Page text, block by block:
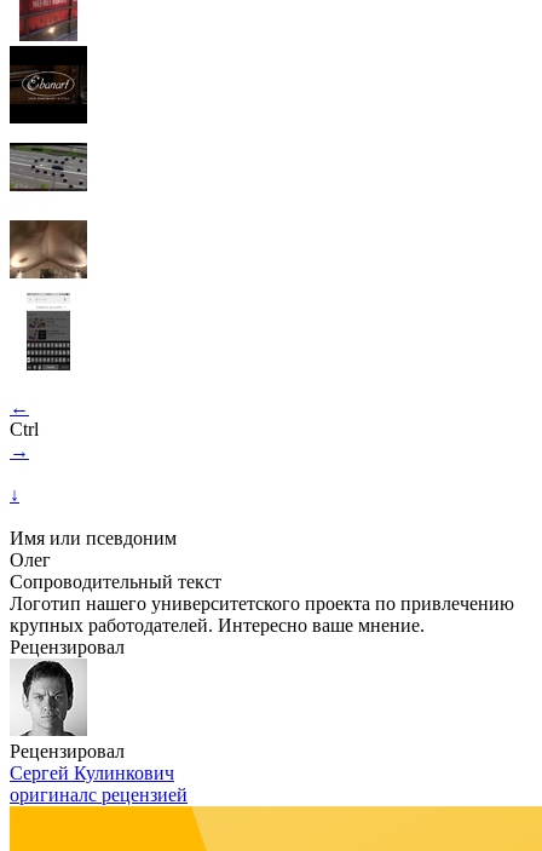
←
Ctrl
→
↓
Имя или псевдоним
Олег
Сопроводительный текст
Логотип нашего университетского проекта по привлечению
крупных работодателей. Интересно ваше мнение.
Рецензировал
Рецензировал
Сергей Кулинкович
оригиналс рецензией